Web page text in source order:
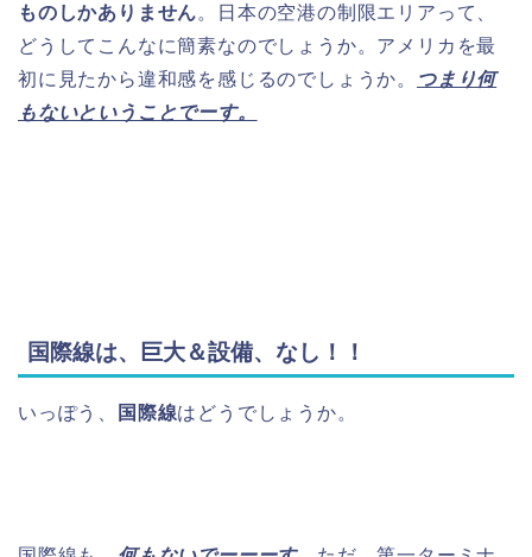
ものしかありません。日本の空港の制限エリアって、
どうしてこんなに簡素なのでしょうか。アメリカを最
初に見たから違和感を感じるのでしょうか。
つまり何
もないということでーす。
国際線は、巨大＆設備、なし！！
いっぽう、 国際線はどうでしょうか。